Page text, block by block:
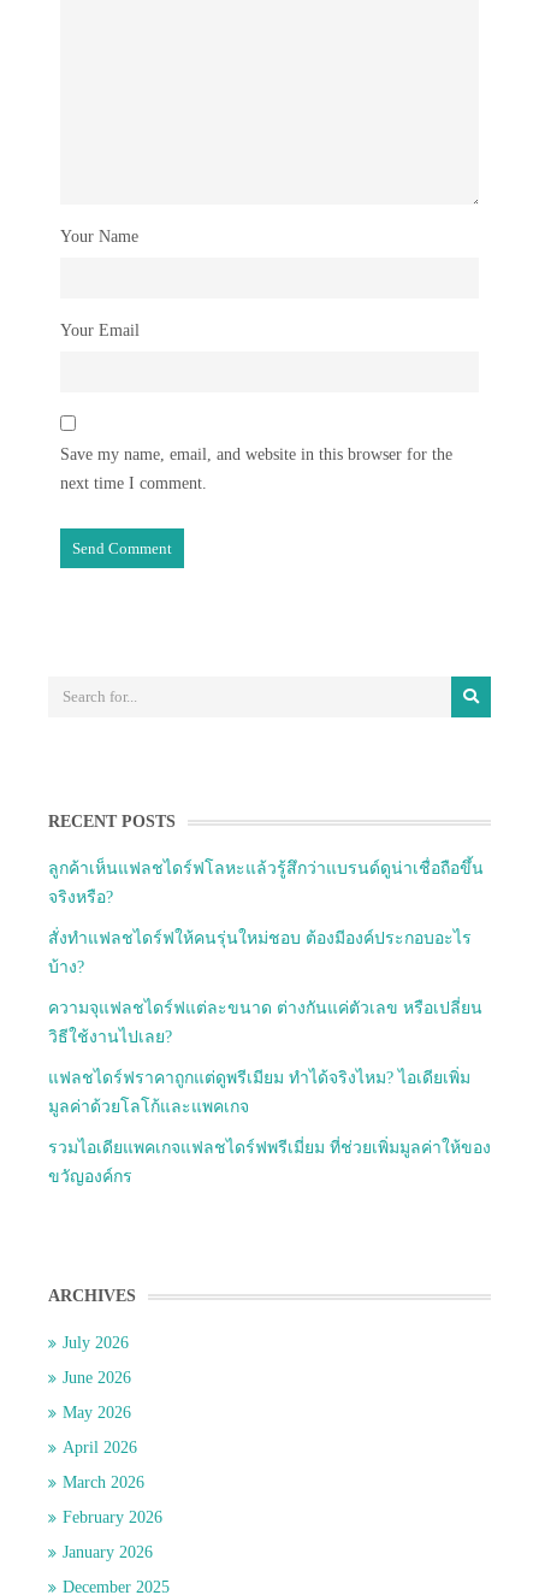
Your Name
Your Email
Save my name, email, and website in this browser for the
next time I comment.
RECENT POSTS
ลูกค้าเห็นแฟลชไดร์ฟโลหะแล้วรู้สึกว่าแบรนด์ดูน่าเชื่อถือขึ้น
จริงหรือ?
สั่งทำแฟลชไดร์ฟให้คนรุ่นใหม่ชอบ ต้องมีองค์ประกอบอะไร
บ้าง?
ความจุแฟลชไดร์ฟแต่ละขนาด ต่างกันแค่ตัวเลข หรือเปลี่ยน
วิธีใช้งานไปเลย?
แฟลชไดร์ฟราคาถูกแต่ดูพรีเมียม ทำได้จริงไหม? ไอเดียเพิ่ม
มูลค่าด้วยโลโก้และแพคเกจ
รวมไอเดียแพคเกจแฟลชไดร์ฟพรีเมี่ยม ที่ช่วยเพิ่มมูลค่าให้ของ
ขวัญองค์กร
ARCHIVES
July 2026
June 2026
May 2026
April 2026
March 2026
February 2026
January 2026
December 2025